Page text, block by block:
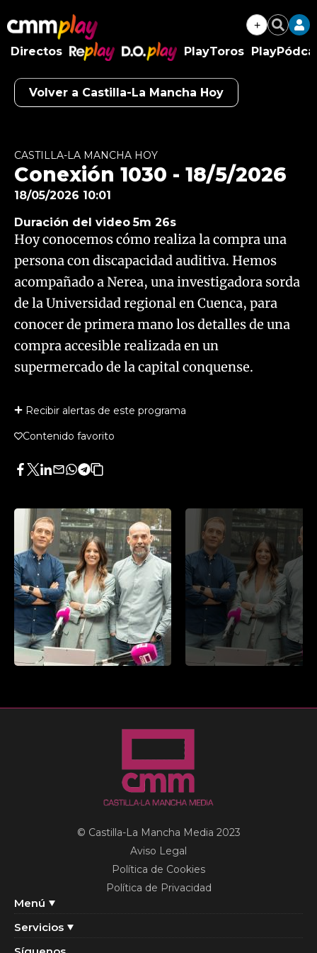
+ Buscar
Directos
RePlay
D.O.Play
PlayToros
Volver a Castilla-La Mancha Hoy
Algo salió mal.
Try again
CASTILLA-LA MANCHA HOY
Conexión 1030 - 18/5/2026
18/05/2026 10:01
Duración del video 5m 26s
Hoy conocemos cómo realiza la compra una
persona con discapacidad auditiva. Hemos
acompañado a Nerea, una investigadora sorda
de la Universidad regional en Cuenca, para
conocer de primera mano los detalles de una
compra accesible realizada en un
supermercado de la capital conquense.
Recibir alertas de este programa
Contenido favorito
Facebook
Twitter
LinkedIn
Enviar
Whatsapp
Telegram
Copiar
artículo
Menú
Servicios
© Castilla-La Mancha Media 2023
Aviso Legal
Política de Cookies
Política de Privacidad